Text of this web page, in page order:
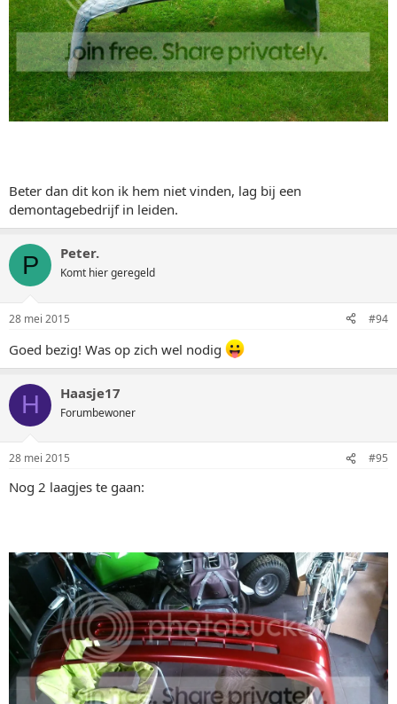
Beter dan dit kon ik hem niet vinden, lag bij een
demontagebedrijf in leiden.
P Peter.
Komt hier geregeld
28 mei 2015 #94
Goed bezig! Was op zich wel nodig
H Haasje17
Forumbewoner
28 mei 2015 #95
Nog 2 laagjes te gaan: